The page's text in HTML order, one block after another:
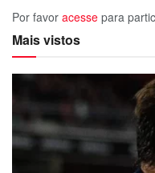
Por favor acesse para
Mais vistos